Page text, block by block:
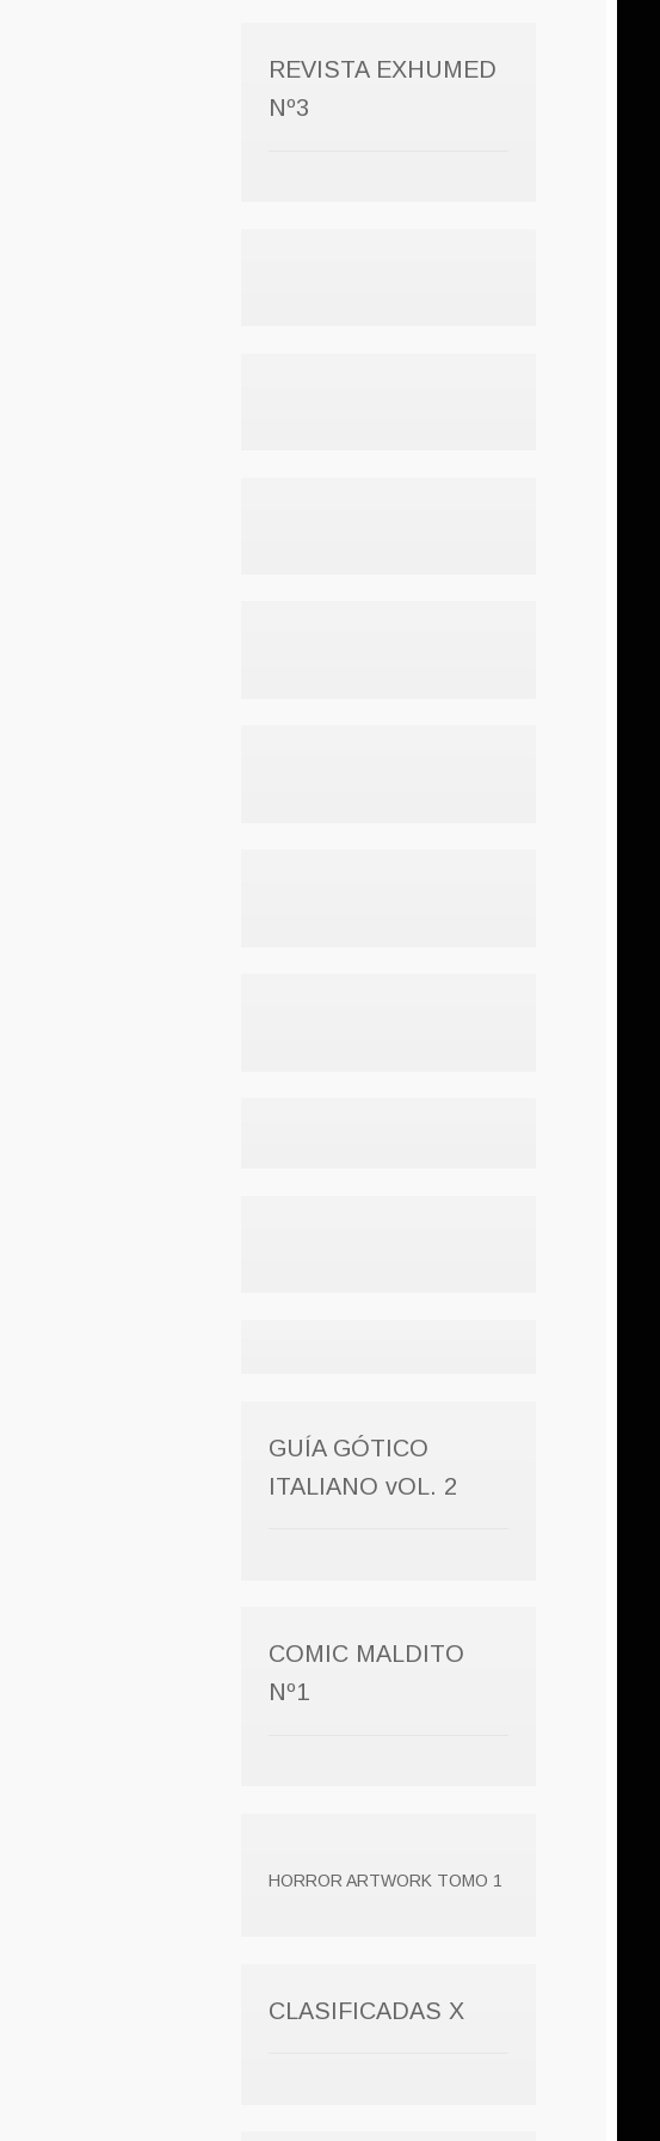
REVISTA EXHUMED
Nº3
GUÍA GÓTICO
ITALIANO vOL. 2
COMIC MALDITO
Nº1
HORROR ARTWORK TOMO 1
CLASIFICADAS X